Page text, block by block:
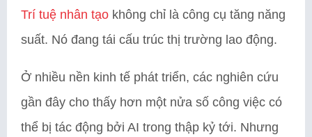
Trí tuệ nhân tạo không chỉ là công cụ tăng năng
suất. Nó đang tái cấu trúc thị trường lao động.
Ở nhiều nền kinh tế phát triển, các nghiên cứu
gần đây cho thấy hơn một nửa số công việc có
thể bị tác động bởi AI trong thập kỷ tới. Nhưng